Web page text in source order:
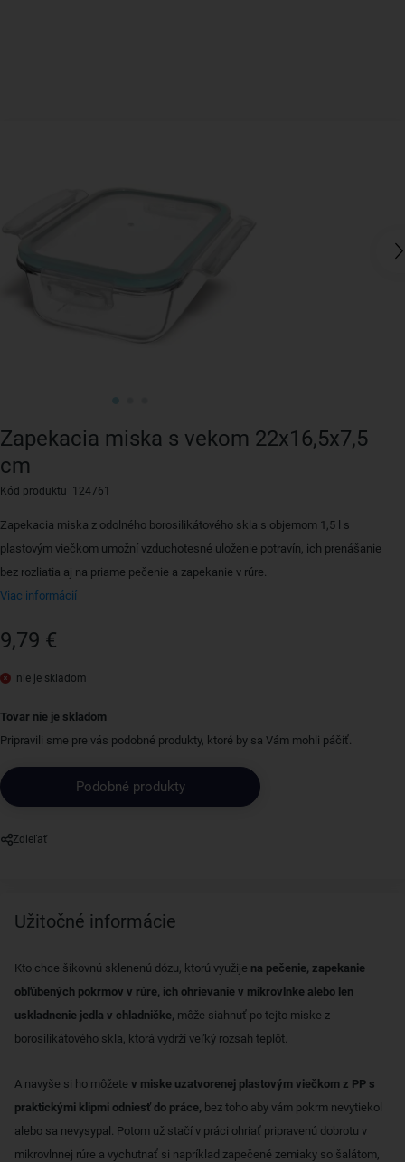
Zapekacia miska s vekom 22x16,5x7,5
cm
Kód produktu 124761
Zapekacia miska z odolného borosilikátového skla s objemom 1,5 l s
plastovým viečkom umožní vzduchotesné uloženie potravín, ich prenášanie
bez rozliatia aj na priame pečenie a zapekanie v rúre.
Viac informácií
9,79 €
nie je skladom
Tovar nie je skladom
Pripravili sme pre vás podobné produkty, ktoré by sa Vám mohli páčiť.
Podobné produkty
Zdieľať
Užitočné informácie
Kto chce šikovnú sklenenú dózu, ktorú využije na pečenie, zapekanie
obľúbených pokrmov v rúre, ich ohrievanie v mikrovlnke alebo len
uskladnenie jedla v chladničke, môže siahnuť po tejto miske z
borosilikátového skla, ktorá vydrží veľký rozsah teplôt.
A navyše si ho môžete v miske uzatvorenej plastovým viečkom z PP s
praktickými klipmi odniesť do práce, bez toho aby vám pokrm nevytiekol
alebo sa nevysypal. Potom už stačí v práci ohriať pripravenú dobrotu v
mikrovlnnej rúre a vychutnať si napríklad zapečené zemiaky so šalátom,